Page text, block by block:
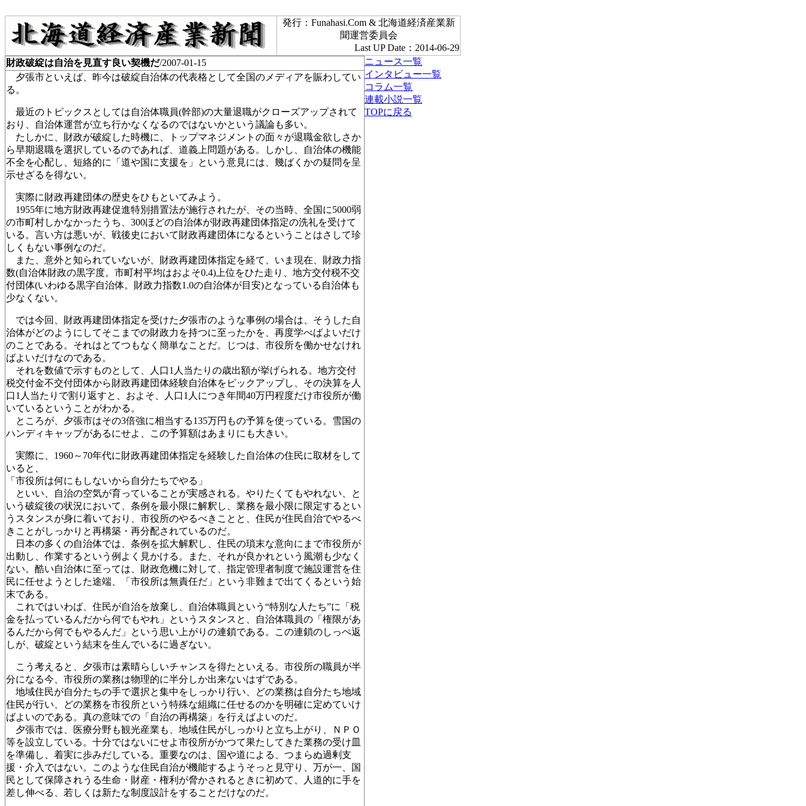
発行：Funahasi.Com & 北海道経済産業新
聞運営委員会
Last UP Date：2014-06-29
財政破綻は自治を見直す良い契機だ/2007-01-15
夕張市といえば、昨今は破綻自治体の代表格として全国のメディアを賑わしてい
る。
最近のトピックスとしては自治体職員(幹部)の大量退職がクローズアップされて
おり、自治体運営が立ち行かなくなるのではないかという議論も多い。
たしかに、財政が破綻した時機に、トップマネジメントの面々が退職金欲しさか
ら早期退職を選択しているのであれば、道義上問題がある。しかし、自治体の機能
不全を心配し、短絡的に「道や国に支援を」という意見には、幾ばくかの疑問を呈
示せざるを得ない。
実際に財政再建団体の歴史をひもといてみよう。
1955年に地方財政再建促進特別措置法が施行されたが、その当時、全国に5000弱
の市町村しかなかったうち、300ほどの自治体が財政再建団体指定の洗礼を受けて
いる。言い方は悪いが、戦後史において財政再建団体になるということはさして珍
しくもない事例なのだ。
また、意外と知られていないが、財政再建団体指定を経て、いま現在、財政力指
数(自治体財政の黒字度。市町村平均はおよそ0.4)上位をひた走り、地方交付税不交
付団体(いわゆる黒字自治体。財政力指数1.0の自治体が目安)となっている自治体も
少なくない。
では今回、財政再建団体指定を受けた夕張市のような事例の場合は、そうした自
治体がどのようにしてそこまでの財政力を持つに至ったかを、再度学べばよいだけ
のことである。それはとてつもなく簡単なことだ。じつは、市役所を働かせなけれ
ばよいだけなのである。
それを数値で示すものとして、人口1人当たりの歳出額が挙げられる。地方交付
税交付金不交付団体から財政再建団体経験自治体をピックアップし、その決算を人
口1人当たりで割り返すと、およそ、人口1人につき年間40万円程度だけ市役所が働
いているということがわかる。
ところが、夕張市はその3倍強に相当する135万円もの予算を使っている。雪国の
ハンディキャップがあるにせよ、この予算額はあまりにも大きい。
実際に、1960～70年代に財政再建団体指定を経験した自治体の住民に取材をして
いると、
「市役所は何にもしないから自分たちでやる」
といい、自治の空気が育っていることが実感される。やりたくてもやれない、と
いう破綻後の状況において、条例を最小限に解釈し、業務を最小限に限定するとい
うスタンスが身に着いており、市役所のやるべきことと、住民が住民自治でやるべ
きことがしっかりと再構築・再分配されているのだ。
日本の多くの自治体では、条例を拡大解釈し、住民の瑣末な意向にまで市役所が
出動し、作業するという例よく見かける。また、それが良かれという風潮も少なく
ない。酷い自治体に至っては、財政危機に対して、指定管理者制度で施設運営を住
民に任せようとした途端、「市役所は無責任だ」という非難まで出てくるという始
末である。
これではいわば、住民が自治を放棄し、自治体職員という“特別な人たち”に「税
金を払っているんだから何でもやれ」というスタンスと、自治体職員の「権限があ
るんだから何でもやるんだ」という思い上がりの連鎖である。この連鎖のしっぺ返
しが、破綻という結末を生んでいるに過ぎない。
こう考えると、夕張市は素晴らしいチャンスを得たといえる。市役所の職員が半
分になる今、市役所の業務は物理的に半分しか出来ないはずである。
地域住民が自分たちの手で選択と集中をしっかり行い、どの業務は自分たち地域
住民が行い、どの業務を市役所という特殊な組織に任せるのかを明確に定めていけ
ばよいのである。真の意味での「自治の再構築」を行えばよいのだ。
夕張市では、医療分野も観光産業も、地域住民がしっかりと立ち上がり、ＮＰＯ
等を設立している。十分ではないにせよ市役所がかつて果たしてきた業務の受け皿
を準備し、着実に歩みだしている。重要なのは、国や道による、つまらぬ過剰支
援・介入ではない。このような住民自治が機能するようそっと見守り、万が一、国
民として保障されうる生命・財産・権利が脅かされるときに初めて、人道的に手を
差し伸べる、若しくは新たな制度設計をすることだけなのだ。
ニュース一覧
インタビュー一覧
コラム一覧
連載小説一覧
TOPに戻る